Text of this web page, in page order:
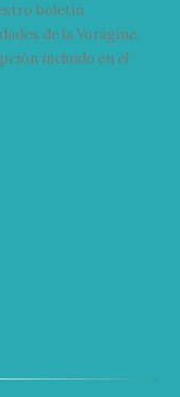
boletín
de la Vorágine.
incluido en el